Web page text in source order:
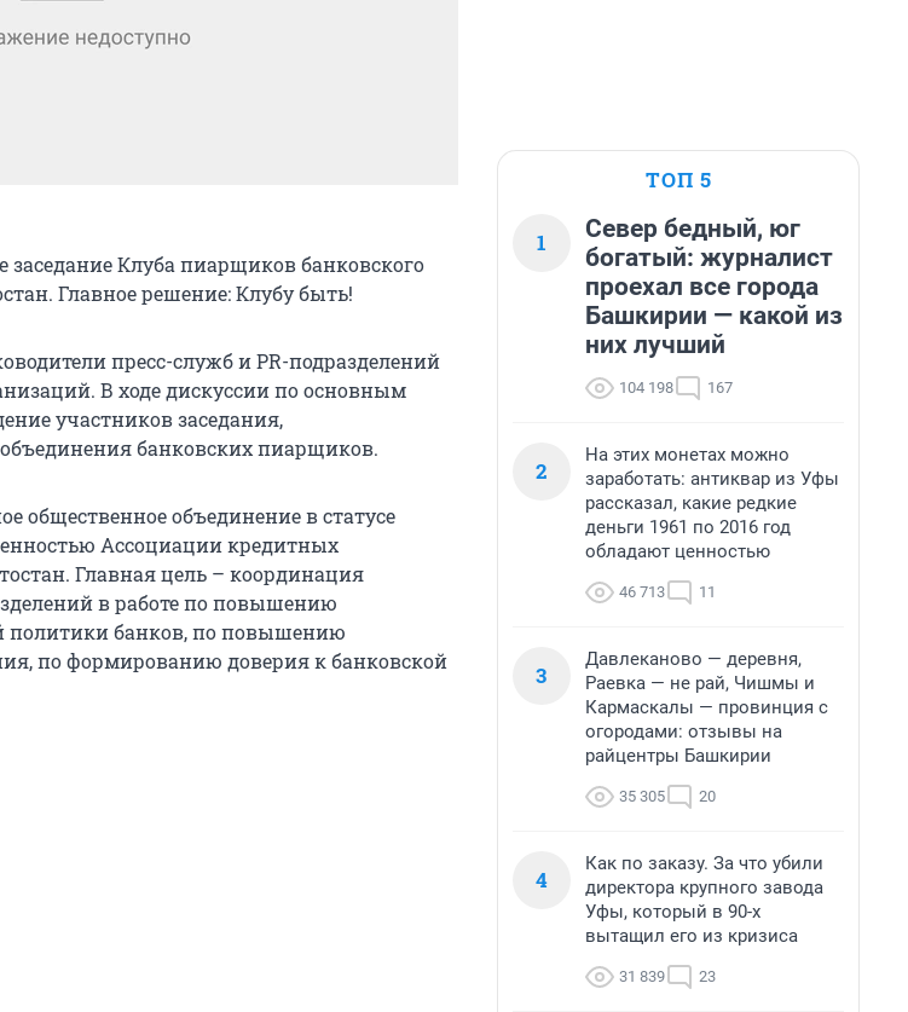
заседание Клуба пиарщиков банковского
Главное решение: Клубу быть!
пресс-служб и PR-подразделений
В ходе дискуссии по основным
участников заседания,
банковских пиарщиков.
общественное объединение в статусе
Ассоциации кредитных
Главная цель – координация
в работе по повышению
банков, по повышению
по формированию доверия к банковской
ТОП 5
1
Север бедный, юг
богатый: журналист
проехал все города
Башкирии — какой из
них лучший
104 198 167
2
На этих монетах можно
заработать: антиквар из Уфы
рассказал, какие редкие
деньги 1961 по 2016 год
обладают ценностью
46 713 11
3
Давлеканово — деревня,
Раевка — не рай, Чишмы и
Кармаскалы — провинция с
огородами: отзывы на
райцентры Башкирии
35 305 20
4
Как по заказу. За что убили
директора крупного завода
Уфы, который в 90-х
вытащил его из кризиса
31 839 23